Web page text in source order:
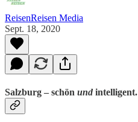
ReisenReisen Media
Sept. 18, 2020
Salzburg – schön und intelligent.